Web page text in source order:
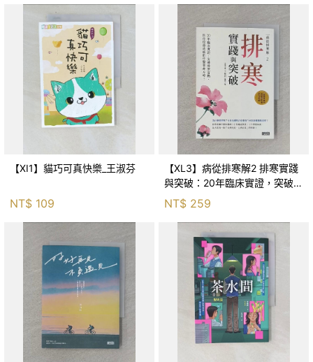
【XI1】貓巧可真快樂_王淑芬
NT$ 109
【XL3】病從排寒解2 排寒實踐
與突破：20年臨床實證，突破排
寒盲點，防治疫毒流感的中醫養
命方略！_李璧如
NT$ 259